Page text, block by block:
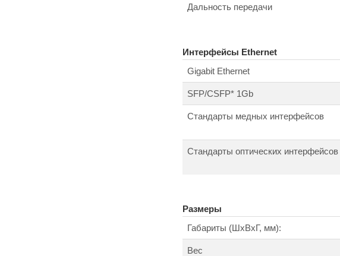
Дальность передачи
Интерфейсы Ethernet
Gigabit Ethernet
SFP/CSFP* 1Gb
Стандарты медных интерфейсов
Стандарты оптических интерфейсов
Размеры
Габариты (ШxВxГ, мм):
Вес